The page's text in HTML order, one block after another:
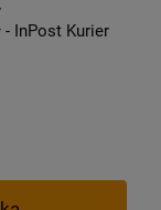
- InPost Kurier